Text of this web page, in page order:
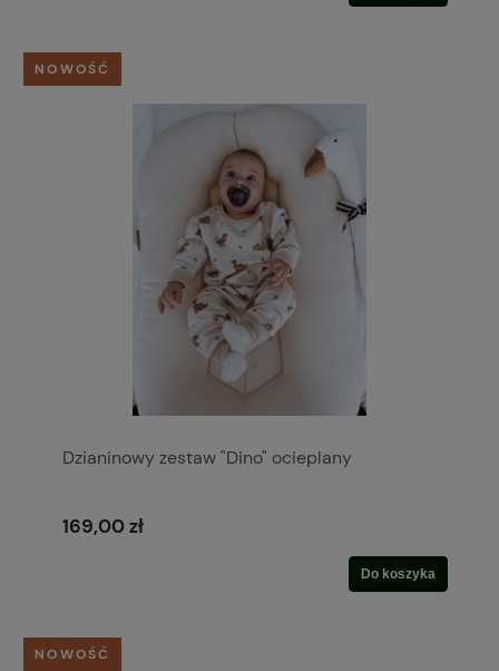
Dzianinowy zestaw "Dino" ocieplany
169,00 zł
Do koszyka
NOWOŚĆ
NOWOŚĆ